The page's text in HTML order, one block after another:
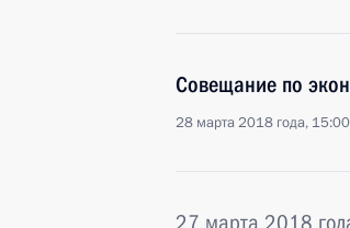
Совещание по
28 марта 2018 года, 15:00
27 марта 2018